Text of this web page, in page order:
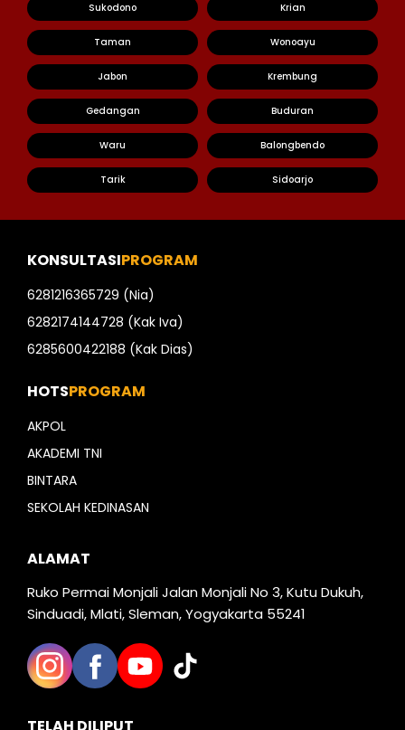
Sukodono Krian
Taman Wonoayu
Jabon Krembung
Gedangan Buduran
Waru Balongbendo
Tarik Sidoarjo
KONSULTASIPROGRAM
6281216365729 (Nia)
6282174144728 (Kak Iva)
6285600422188 (Kak Dias)
HOTSPROGRAM
AKPOL
AKADEMI TNI
BINTARA
SEKOLAH KEDINASAN
ALAMAT
Ruko Permai Monjali Jalan Monjali No 3, Kutu Dukuh,
Sinduadi, Mlati, Sleman, Yogyakarta 55241